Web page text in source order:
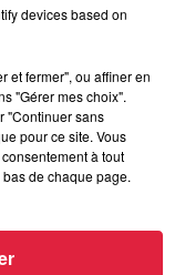
!
devices based on
et fermer", ou affiner en
"Gérer mes choix".
"Continuer sans
pour ce site. Vous
à tout
de chaque page.